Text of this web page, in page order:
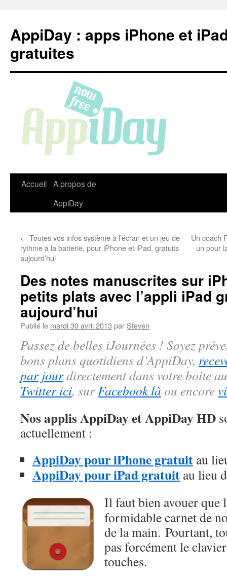
contenu
AppiDay : apps iPhone et
gratuites
Accueil A propos de
AppiDay
← Toutes vos infos système à l’écran et un jeu de
rythme à la batterie, pour iPhone et iPad, gratuits
aujourd’hui
Un coach
un pour
Des notes manuscrites sur
petits plats avec l’appli iPad
aujourd’hui
Publié le mardi 30 avril 2013 par Steven
Passez de belles iJournées ! Soyez
bons plans quotidiens d’AppiDay,
par jourdirectement dans votre boite
Twitter ici, surFacebook là ou encore
Nos applis AppiDay et AppiDay HD
actuellement :
AppiDay pour iPhone gratuit au
AppiDay pour iPad gratuit au lieu
Il faut bien avouer que
formidable carnet de
de la main. Pourtant,
pas forcément le
touches.